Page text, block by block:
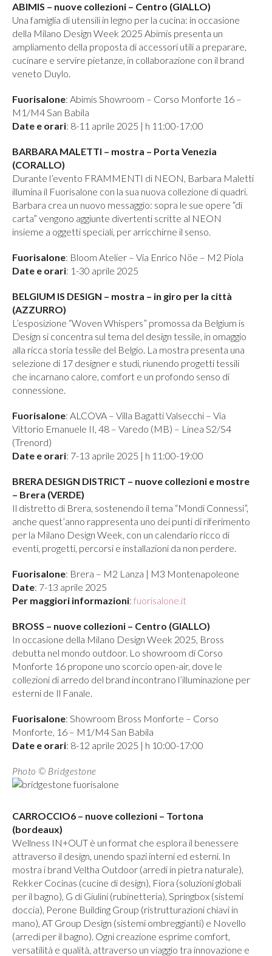
ABIMIS – nuove collezioni – Centro (GIALLO)
Una famiglia di utensili in legno per la cucina: in occasione
della Milano Design Week 2025 Abimis presenta un
ampliamento della proposta di accessori utili a preparare,
cucinare e servire pietanze, in collaborazione con il brand
veneto Duylo.
Fuorisalone: Abimis Showroom – Corso Monforte 16 –
M1/M4 San Babila
Date e orari: 8-11 aprile 2025 | h 11:00-17:00
BARBARA MALETTI – mostra – Porta Venezia
(CORALLO)
Durante l’evento FRAMMENTI di NEON, Barbara Maletti
illumina il Fuorisalone con la sua nuova collezione di quadri.
Barbara crea un nuovo messaggio: sopra le sue opere “di
carta” vengono aggiunte divertenti scritte al NEON
insieme a oggetti speciali, per arricchirne il senso.
Fuorisalone: Bloom Atelier – Via Enrico Nöe – M2 Piola
Date e orari: 1-30 aprile 2025
BELGIUM IS DESIGN – mostra – in giro per la città
(AZZURRO)
L’esposizione “Woven Whispers” promossa da Belgium is
Design si concentra sul tema del design tessile, in omaggio
alla ricca storia tessile del Belgio. La mostra presenta una
selezione di 17 designer e studi, riunendo progetti tessili
che incarnano calore, comfort e un profondo senso di
connessione.
Fuorisalone: ALCOVA – Villa Bagatti Valsecchi – Via
Vittorio Emanuele II, 48 – Varedo (MB) – Linea S2/S4
(Trenord)
Date e orari: 7-13 aprile 2025 | h 11:00-19:00
BRERA DESIGN DISTRICT – nuove collezioni e mostre
– Brera (VERDE)
Il distretto di Brera, sostenendo il tema “Mondi Connessi”,
anche quest’anno rappresenta uno dei punti di riferimento
per la Milano Design Week, con un calendario ricco di
eventi, progetti, percorsi e installazioni da non perdere.
Fuorisalone: Brera – M2 Lanza | M3 Montenapoleone
Date: 7-13 aprile 2025
Per maggiori informazioni: fuorisalone.it
BROSS – nuove collezioni – Centro (GIALLO)
In occasione della Milano Design Week 2025, Bross
debutta nel mondo outdoor. Lo showroom di Corso
Monforte 16 propone uno scorcio open-air, dove le
collezioni di arredo del brand incontrano l’illuminazione per
esterni de Il Fanale.
Fuorisalone: Showroom Bross Monforte – Corso
Monforte, 16 – M1/M4 San Babila
Date e orari: 8-12 aprile 2025 | h 10:00-17:00
Photo © Bridgestone
CARROCCIO6 – nuove collezioni – Tortona
(bordeaux)
Wellness IN+OUT è un format che esplora il benessere
attraverso il design, unendo spazi interni ed esterni. In
mostra i brand Veltha Outdoor (arredi in pietra naturale),
Rekker Cocinas (cucine di design), Fiora (soluzioni globali
per il bagno), G di Giulini (rubinetteria), Springbox (sistemi
doccia), Perone Building Group (ristrutturazioni chiavi in
mano), AT Group Design (sistemi ombreggianti) e Novello
(arredi per il bagno). Ogni creazione esprime comfort,
versatilità e qualità, attraverso un viaggio tra innovazione e